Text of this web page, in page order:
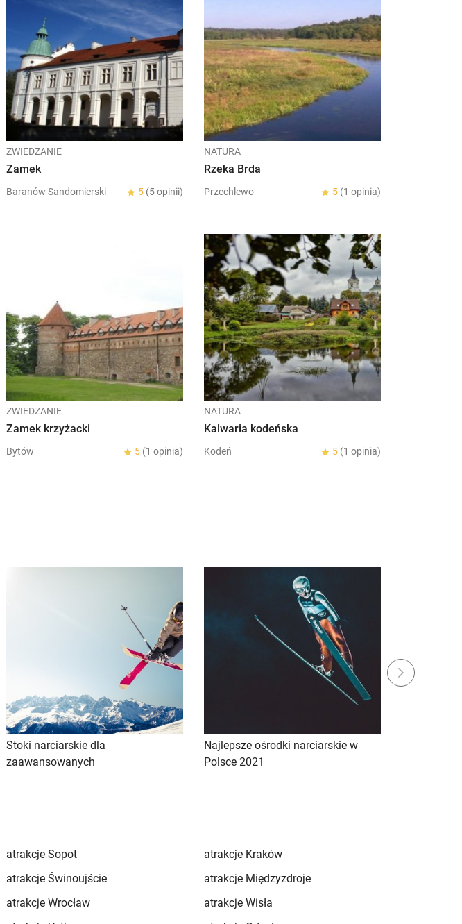
ZWIEDZANIE
Zamek
Baranów Sandomierski 5 (5 opinii)
NATURA
Rzeka Brda
Przechlewo 5 (1 opinia)
ZWIEDZANIE
Zamek krzyżacki
Bytów 5 (1 opinia)
NATURA
Kalwaria kodeńska
Kodeń 5 (1 opinia)
Stoki narciarskie dla
zaawansowanych
Najlepsze ośrodki narciarskie w
Polsce 2021
Next
atrakcje Sopot
atrakcje Kraków
atrakcje Świnoujście
atrakcje Międzyzdroje
atrakcje Wrocław
atrakcje Wisła